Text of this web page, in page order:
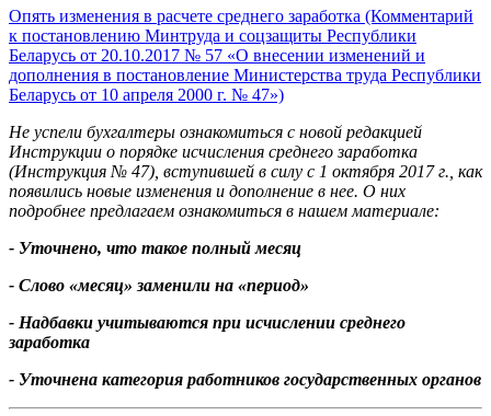
Опять изменения в расчете среднего заработка (Комментарий
к постановлению Минтруда и соцзащиты Республики
Беларусь от 20.10.2017 № 57 «О внесении изменений и
дополнения в постановление Министерства труда Республики
Беларусь от 10 апреля 2000 г. № 47»)
Не успели бухгалтеры ознакомиться с новой редакцией
Инструкции о порядке исчисления среднего заработка
(Инструкция № 47), вступившей в силу с 1 октября 2017 г., как
появились новые изменения и дополнение в нее. О них
подробнее предлагаем ознакомиться в нашем материале:
- Уточнено, что такое полный месяц
- Слово «месяц» заменили на «период»
- Надбавки учитываются при исчислении среднего
заработка
- Уточнена категория работников государственных органов